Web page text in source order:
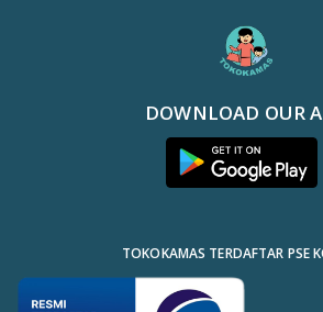
DOWNLOAD OUR
TOKOKAMAS TERDAFTAR PSE